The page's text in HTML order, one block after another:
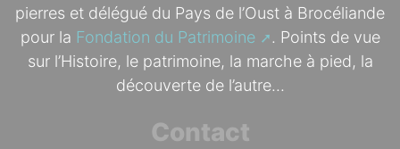
pierres et délégué du Pays de l’Oust à Brocéliande
pour la Fondation du Patrimoine
. Points de vue
sur l’Histoire, le patrimoine, la marche à pied, la
découverte de l’autre...
Contact